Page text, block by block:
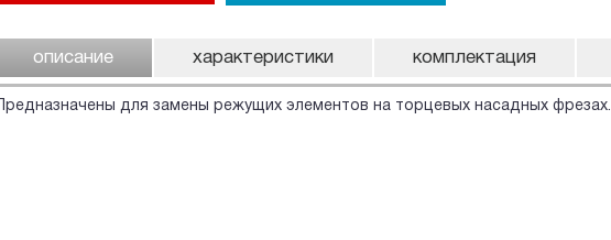
описание характеристики комплектация
Предназначены для замены режущих элементов на торцевых насадных фрезах.